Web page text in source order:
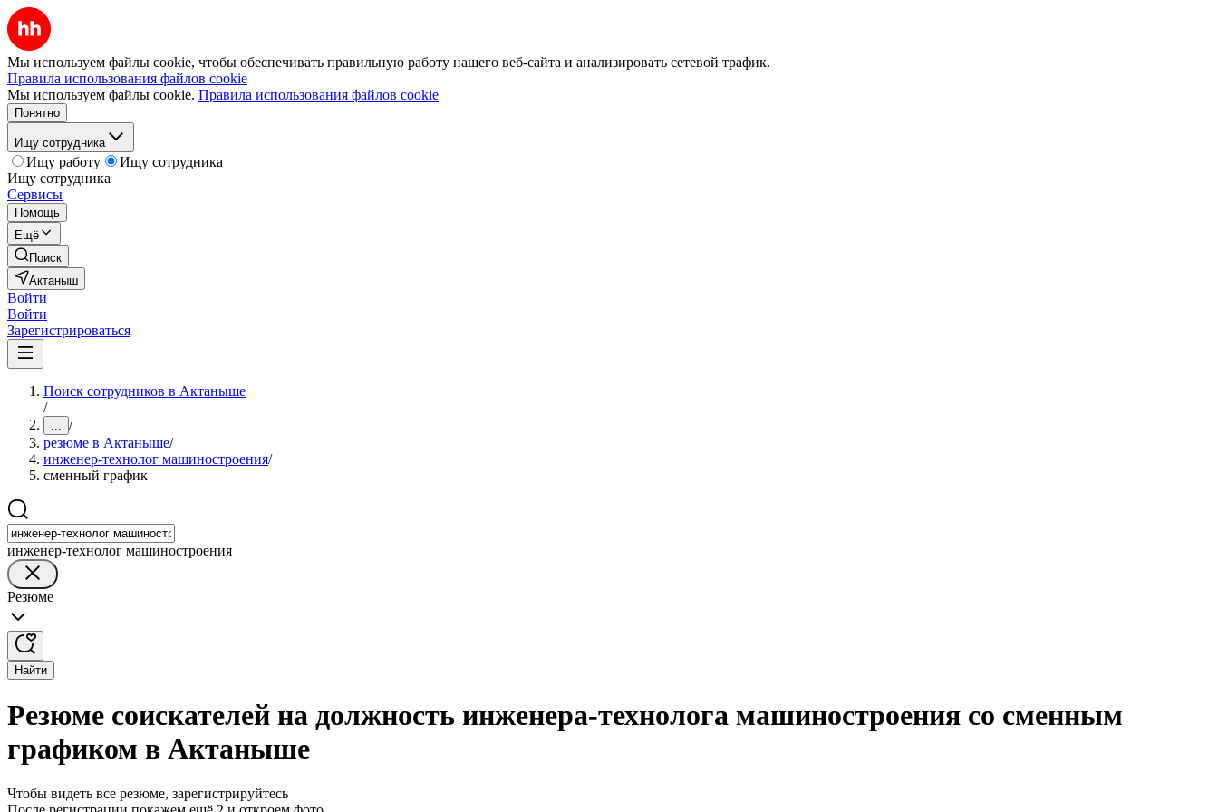
Мы используем файлы cookie, чтобы обеспечивать правильную работу нашего веб-сайта и анализировать сетевой трафик.
Правила использования файлов cookie
Мы используем файлы cookie. Правила использования файлов cookie
Понятно
Ищу сотрудника
Ищу работу
Ищу сотрудника
Ищу сотрудника
Сервисы
Помощь
Ещё
Поиск
Актаныш
Войти
Войти
Зарегистрироваться
Поиск сотрудников в Актаныше
/
... /
резюме в Актаныше/
инженер-технолог машиностроения/
сменный график
инженер-технолог машиностроения
Резюме
Найти
Резюме соискателей на должность инженера-технолога машиностроения со сменным
графиком в Актаныше
Чтобы видеть все резюме, зарегистрируйтесь